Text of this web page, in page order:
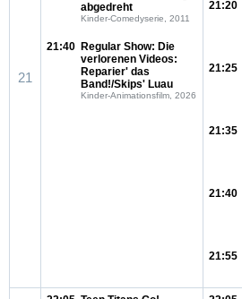
21
abgedreht
Kinder-Comedyserie, 2011
21:40 Regular Show: Die
verlorenen Videos:
Reparier' das
Band!/Skips' Luau
Kinder-Animationsfilm, 2026
21:20
21:25
21:35
21:40
21:55